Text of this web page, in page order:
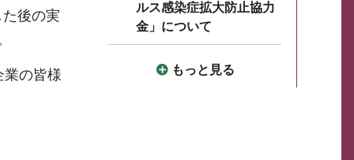
後の実
業の皆様
ルス感染症拡大防止協力
金」について
もっと見る